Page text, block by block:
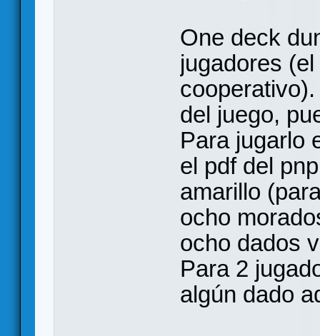
One deck
jugadores
del juego,
Para jugarlo
el pdf del
amarillo
ocho
ocho dados
Para 2
algún dado